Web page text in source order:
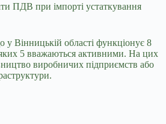
ПДВ при імпорті устаткування
у Вінницькій області функціонує 8
яких 5 вважаються активними. На цих
виробничих підприємств або